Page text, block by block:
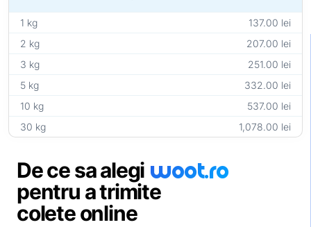
1 kg
137.00 lei
2 kg
207.00 lei
3 kg
251.00 lei
5 kg
332.00 lei
10 kg
537.00 lei
30 kg
1,078.00 lei
De ce sa alegi woot.ro
pentru a trimite
colete online